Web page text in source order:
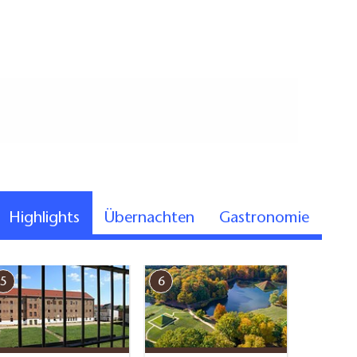
x 143 cm lang, rechts: 80 cm breit x >150 cm
Highlights Übernachten Gastronomie
5 6